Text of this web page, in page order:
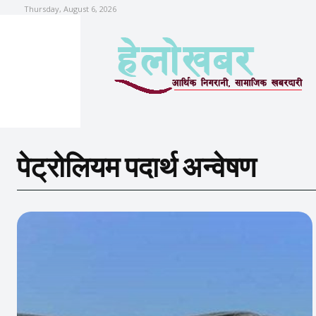
Thursday, August 6, 2026
पेट्रोलियम पदार्थ अन्वेषण